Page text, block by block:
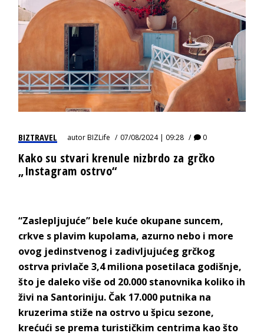
BIZTRAVEL autorBIZLife 07/08/2024 | 09:28 0
Kako su stvari krenule nizbrdo za grčko
„Instagram ostrvo“
“Zaslepljujuće” bele kuće okupane suncem,
crkve s plavim kupolama, azurno nebo i more
ovog jedinstvenog i zadivljujućeg grčkog
ostrva privlače 3,4 miliona posetilaca godišnje,
što je daleko više od 20.000 stanovnika koliko ih
živi na Santoriniju. Čak 17.000 putnika na
kruzerima stiže na ostrvo u špicu sezone,
krećući se prema turističkim centrima kao što